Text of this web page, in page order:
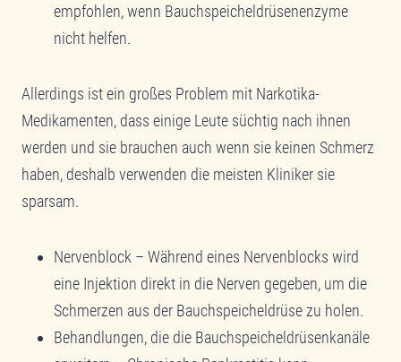
empfohlen, wenn Bauchspeicheldrüsenenzyme
nicht helfen.
Allerdings ist ein großes Problem mit Narkotika-
Medikamenten, dass einige Leute süchtig nach ihnen
werden und sie brauchen auch wenn sie keinen Schmerz
haben, deshalb verwenden die meisten Kliniker sie
sparsam.
Nervenblock – Während eines Nervenblocks wird
eine Injektion direkt in die Nerven gegeben, um die
Schmerzen aus der Bauchspeicheldrüse zu holen.
Behandlungen, die die Bauchspeicheldrüsenkanäle